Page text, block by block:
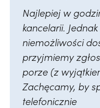
Najlepiej w
kancelarii.
niemożliwości
przyjmiemy
porze (z
Zachęcamy, by
telefonicznie